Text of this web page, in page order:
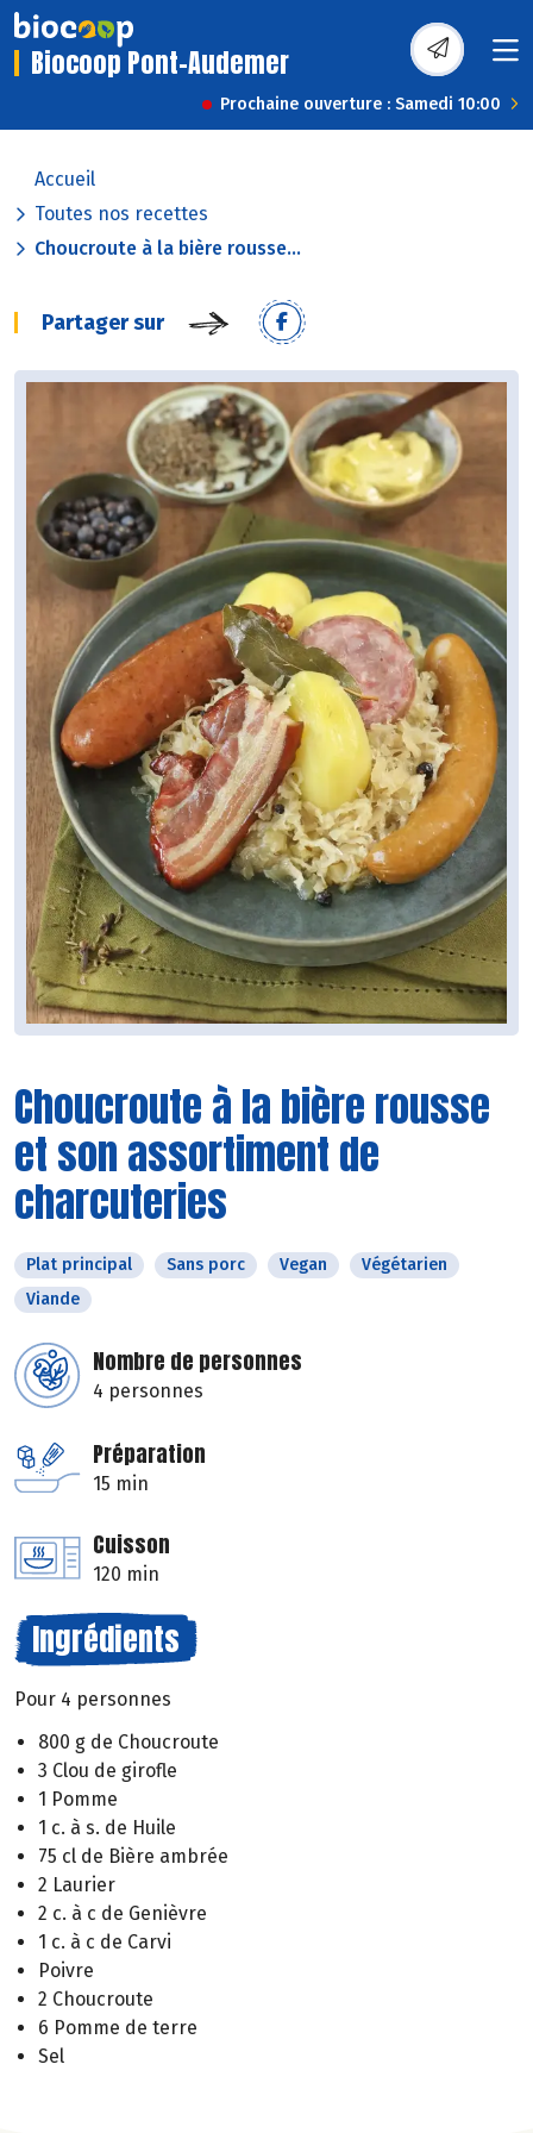
Biocoop Pont-Audemer
Prochaine ouverture : Samedi 10:00
Accueil
Toutes nos recettes
Choucroute à la bière rousse...
Partager sur
Choucroute à la bière rousse
et son assortiment de
charcuteries
Plat principal Sans porc Vegan
Végétarien
Viande
Nombre de personnes
4 personnes
Préparation
15 min
Cuisson
120 min
Ingrédients
Pour 4 personnes
800 g de Choucroute
3 Clou de girofle
1 Pomme
1 c. à s. de Huile
75 cl de Bière ambrée
2 Laurier
2 c. à c de Genièvre
1 c. à c de Carvi
Poivre
2 Choucroute
6 Pomme de terre
Sel